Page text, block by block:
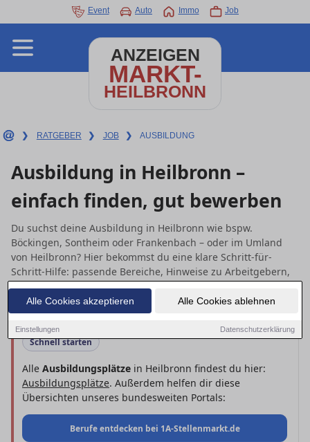
Alle Cookies akzeptieren Alle Cookies ablehnen
Einstellungen Datenschutzerklärung
Event Auto Immo Job
ANZEIGEN
MARKT-
HEILBRONN
❯ RATGEBER ❯ JOB ❯ AUSBILDUNG
Ausbildung in Heilbronn –
einfach finden, gut bewerben
Du suchst deine Ausbildung in Heilbronn wie bspw.
Böckingen, Sontheim oder Frankenbach – oder im Umland
von Heilbronn? Hier bekommst du eine klare Schritt-für-
Schritt-Hilfe: passende Bereiche, Hinweise zu Arbeitgebern,
einfache Tipps für Lebenslauf & Anschreiben und nützliche
Angebote in deiner Nähe (lokales Modul weiter unten).
Schnell starten
Alle Ausbildungsplätze in Heilbronn findest du hier:
Ausbildungsplätze. Außerdem helfen dir diese
Übersichten unseres bundesweiten Portals:
Berufe entdecken bei 1A-Stellenmarkt.de